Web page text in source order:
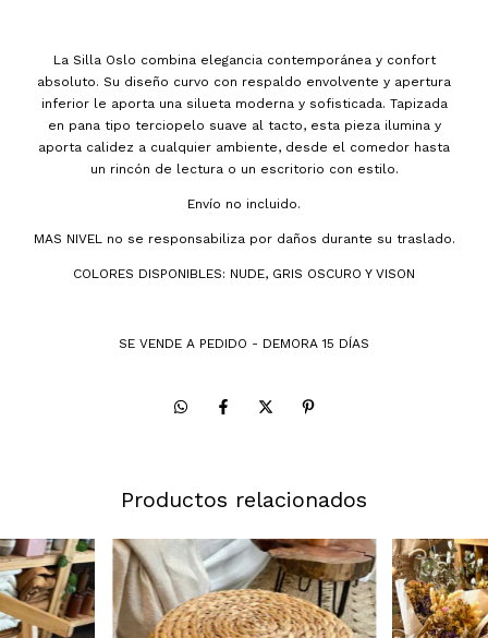
La Silla Oslo combina elegancia contemporánea y confort
absoluto. Su diseño curvo con respaldo envolvente y apertura
inferior le aporta una silueta moderna y sofisticada. Tapizada
en pana tipo terciopelo suave al tacto, esta pieza ilumina y
aporta calidez a cualquier ambiente, desde el comedor hasta
un rincón de lectura o un escritorio con estilo.
Envío no incluido.
MAS NIVEL no se responsabiliza por daños durante su traslado.
COLORES DISPONIBLES: NUDE, GRIS OSCURO Y VISON
SE VENDE A PEDIDO - DEMORA 15 DÍAS
Productos relacionados